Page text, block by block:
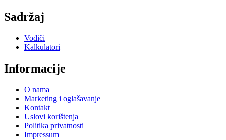
Sadržaj
Vodiči
Kalkulatori
Informacije
O nama
Marketing i oglašavanje
Kontakt
Uslovi korištenja
Politika privatnosti
Impressum